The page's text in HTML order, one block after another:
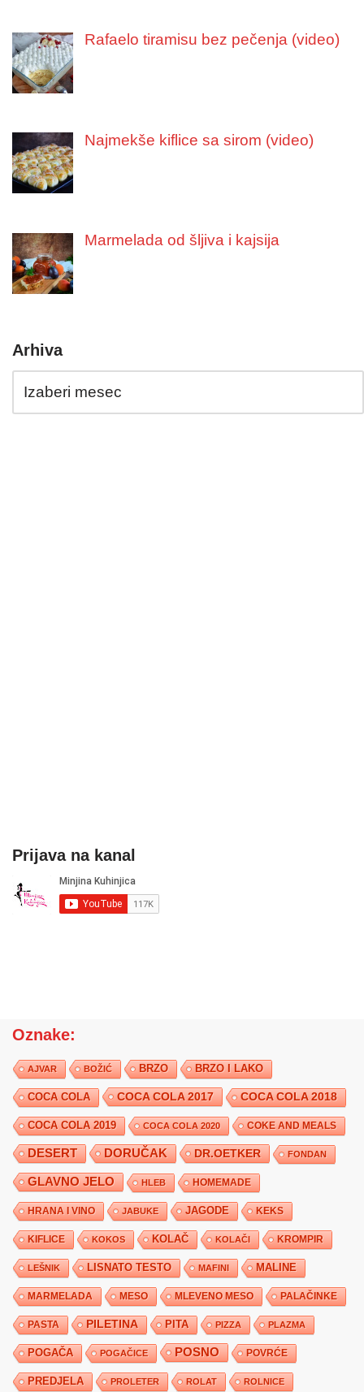
Rafaelo tiramisu bez pečenja (video)
Najmekše kiflice sa sirom (video)
Marmelada od šljiva i kajsija
Arhiva
Prijava na kanal
Oznake:
AJVAR BOŽIĆ BRZO BRZO I LAKO
COCA COLA COCA COLA 2017 COCA COLA 2018
COCA COLA 2019 COCA COLA 2020 COKE AND MEALS
DESERT DORUČAK DR.OETKER FONDAN
GLAVNO JELO HLEB HOMEMADE
HRANA I VINO JABUKE JAGODE KEKS
KIFLICE KOKOS KOLAČ KOLAČI KROMPIR
LEŠNIK LISNATO TESTO MAFINI MALINE
MARMELADA MESO MLEVENO MESO PALAČINKE
PASTA PILETINA PITA PIZZA PLAZMA
POGAČA POGAČICE POSNO POVRĆE
PREDJELA PROLETER ROLAT ROLNICE